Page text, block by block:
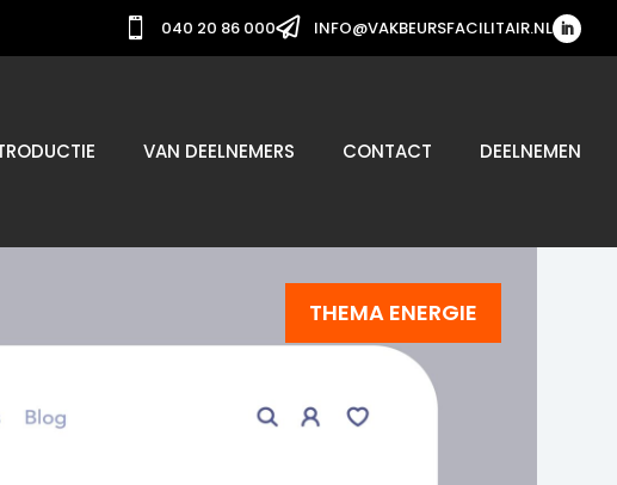
 040 20 86 000 INFO@VAKBEURSFACILITAIR.NL
VAN DEELNEMERS CONTACT DEELNEMEN
THEMA ENERGIE